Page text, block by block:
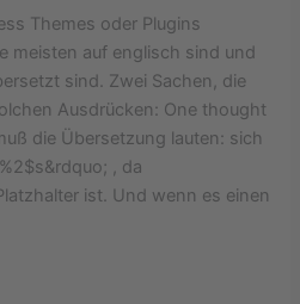
Themes oder Plugins
meisten auf englisch sind und
sind. Zwei Sachen, die
Ausdrücken: One thought
die Übersetzung lauten: sich
, da
ist. Und wenn es einen